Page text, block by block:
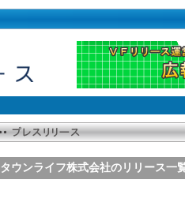
タウンライフ株式会社のリリース一